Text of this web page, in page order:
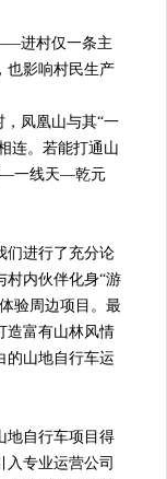
进村仅一条主
也影响村民生产
凤凰山与其“一
连。若能打通山
—一线天—乾元
进行了充分论
村内伙伴化身“游
验周边项目。最
造富有山林风情
的山地自行车运
自行车项目得
专业运营公司